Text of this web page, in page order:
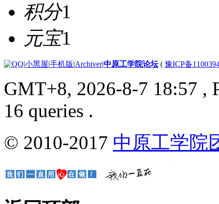
积分1
元宝1
|小黑屋|手机版|Archiver|中原工学院论坛( 豫ICP备
GMT+8, 2026-8-7 18:57 ,
16 queries .
© 2010-2017 中原工学院